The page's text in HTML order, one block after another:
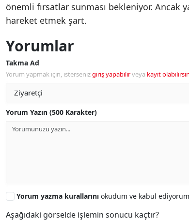
önemli fırsatlar sunması bekleniyor. Ancak
hareket etmek şart.
Yorumlar
Takma Ad
Yorum yapmak için, istersenizgiriş yapabilirveya kayıt
Yorum Yazın (500 Karakter)
Yorum yazma kurallarını okudum ve kabul ediyorum
Aşağıdaki görselde işlemin sonucu kaçtır?